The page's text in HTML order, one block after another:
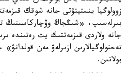
زوولوگيا ينستيتۋتى جانە شوقك
بىرلەسىپ، «شىڭجاڭ وۆچاركاسىنىڭ
جانە ولاردى قىزمەتتىك يت رەتىندە
تەحنولوگيالارىن ازىرلەۋ مەن
بولاتىن.